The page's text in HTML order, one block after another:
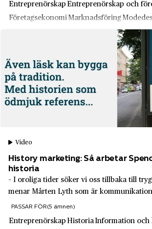
EPA
Ericsson
Facit AB
Familjeapoteket
Findus
Finn Flare
Fjällräven
Hagfors
Hallstahammar
Hammerdal
Hisingen
fortfarande något värde?
Entreprenörskap Entreprenörskap och
Företagsekonomi Marknadsföring
Video
History marketing: Så arbetar
historia
– I oroliga tider söker vi oss tillbaka till
menar Mårten Lyth som är
Spendrups.
PASSAR FÖR(5 ämnen)
Entreprenörskap Historia Information och